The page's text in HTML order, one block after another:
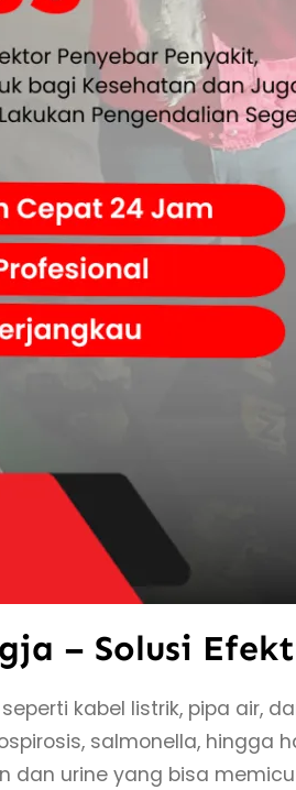
– Solusi
seperti kabel listrik, pipa air,
salmonella, hingga
dan urine yang bisa